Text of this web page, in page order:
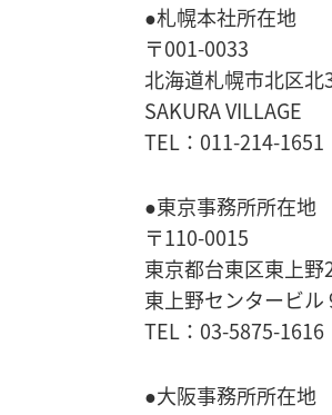
●札幌本社所在地
〒001-0033
北海道札幌市北区
SAKURA VILLAGE
TEL：011-214-
●東京事務所所在地
〒110-0015
東京都台東区東上野
東上野センタービル
TEL：03-5875-
●大阪事務所所在地